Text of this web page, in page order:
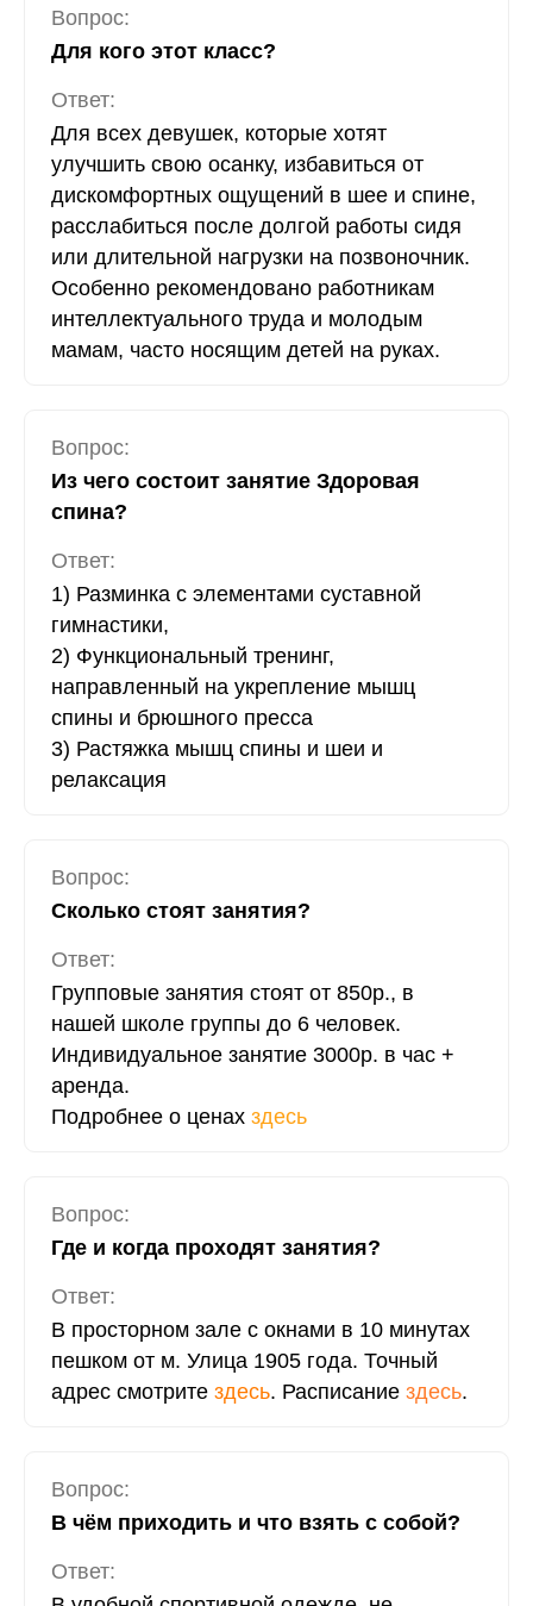
Вопрос:
Для кого этот класс?
Ответ:
Для всех девушек, которые хотят
улучшить свою осанку, избавиться от
дискомфортных ощущений в шее и спине,
расслабиться после долгой работы сидя
или длительной нагрузки на позвоночник.
Особенно рекомендовано работникам
интеллектуального труда и молодым
мамам, часто носящим детей на руках.
Вопрос:
Из чего состоит занятие Здоровая
спина?
Ответ:
1) Разминка с элементами суставной
гимнастики,
2) Функциональный тренинг,
направленный на укрепление мышц
спины и брюшного пресса
3) Растяжка мышц спины и шеи и
релаксация
Вопрос:
Сколько стоят занятия?
Ответ:
Групповые занятия стоят от 850р., в
нашей школе группы до 6 человек.
Индивидуальное занятие 3000р. в час +
аренда.
Подробнее о ценах здесь
Вопрос:
Где и когда проходят занятия?
Ответ:
В просторном зале с окнами в 10 минутах
пешком от м. Улица 1905 года. Точный
адрес смотрите здесь. Расписание здесь.
Вопрос:
В чём приходить и что взять с собой?
Ответ: